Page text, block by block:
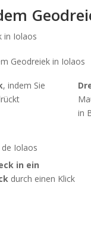
, indem Sie
in
in ein
durch einen Klick